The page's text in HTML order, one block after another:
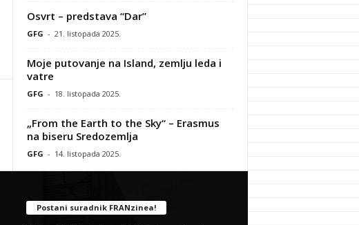
Osvrt – predstava “Dar”
GFG - 21. listopada 2025.
Moje putovanje na Island, zemlju leda i
vatre
GFG - 18. listopada 2025.
„From the Earth to the Sky“ – Erasmus
na biseru Sredozemlja
GFG - 14. listopada 2025.
Postani suradnik FRANzinea!